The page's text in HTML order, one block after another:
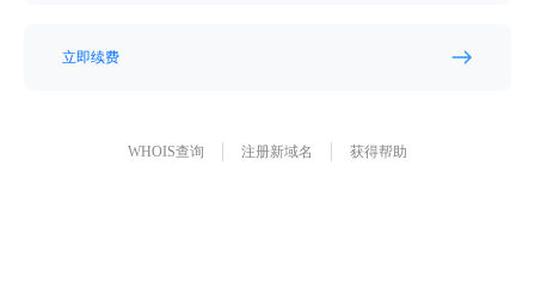
立即续费
WHOIS查询 注册新域名 获得帮助